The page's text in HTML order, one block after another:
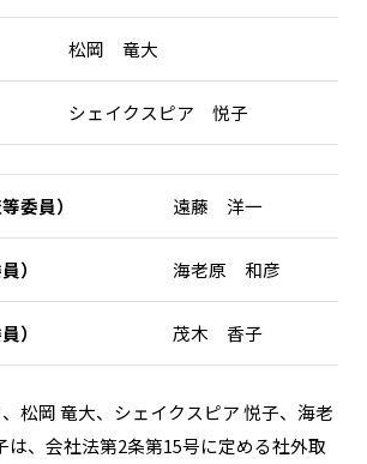
松岡 竜大
シェイクスピア 悦子
委員） 遠藤 洋一
） 海老原 和彦
） 茂木 香子
岡 竜大、シェイクスピア 悦子、海老
は、会社法第2条第15号に定める社外取